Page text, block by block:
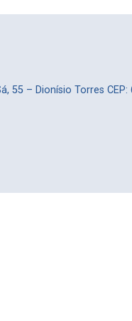
55 – Dionísio Torres CEP: